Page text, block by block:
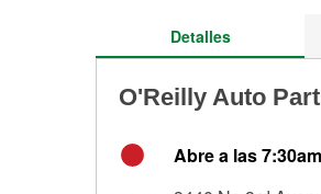
Detalles
O'Reilly Auto
Abre a las 7:30am